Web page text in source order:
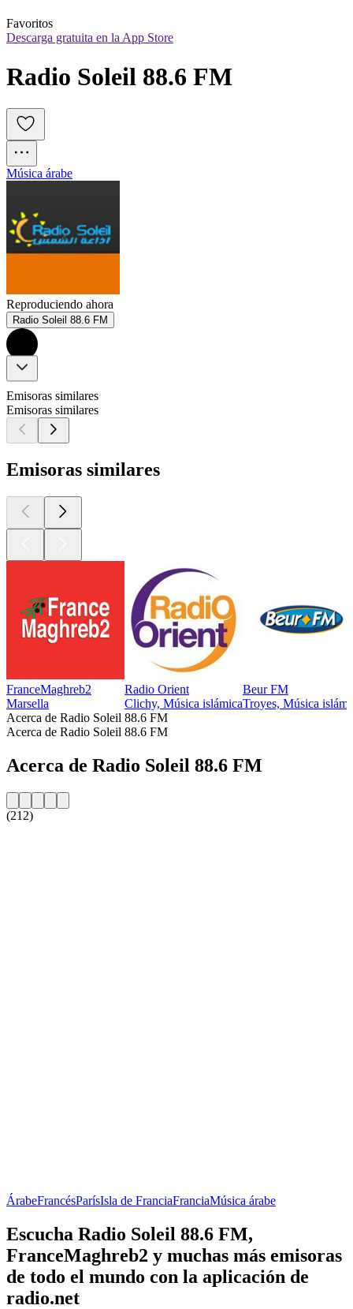
Favoritos
Descarga gratuita en la App Store
Radio Soleil 88.6 FM
Música árabe
Reproduciendo ahora
Radio Soleil 88.6 FM
Emisoras similares
Emisoras similares
Emisoras similares
FranceMaghreb2
Marsella
Radio Orient
Clichy, Música islámica
Beur FM
Troyes, Música
Acerca de Radio Soleil 88.6 FM
Acerca de Radio Soleil 88.6 FM
Acerca de Radio Soleil 88.6 FM
(212)
ÁrabeFrancésParísIsla de FranciaFranciaMúsica árabe
Escucha Radio Soleil 88.6 FM,
FranceMaghreb2 y muchas más emisoras
de todo el mundo con la aplicación de
radio.net